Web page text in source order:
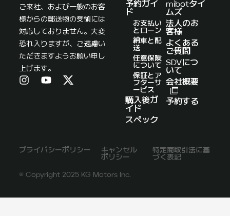
ご来社、および一般のお客
様からの郵送物の受領には
対応しておりません。大変
恐れ入りますが、ご遠慮い
ただきますようお願い申し
上げます。
予約ガイ
ド
お支払い
とローン
納車と配
送
任意保険
について
保証とア
フターサ
ービス
購入後ガ
イド
スペック
mibotタイ
ムズ
法人のお
客様
よくある
ご質問
SDVにつ
いて
会社概要
予約する
プライバシーポリシー
キャンセル
ポリシー
特定商取引法に基
づく表記
© Copyright 2025 KG Motors Inc.